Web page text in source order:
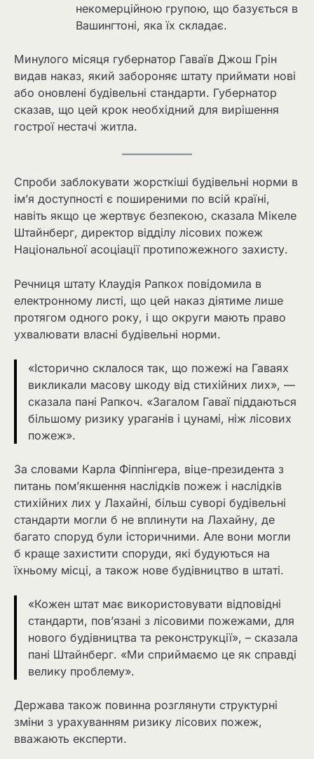
некомерційною групою, що базується в
Вашингтоні, яка їх складає.
Минулого місяця губернатор Гаваїв Джош Грін
видав наказ, який забороняє штату приймати нові
або оновлені будівельні стандарти. Губернатор
сказав, що цей крок необхідний для вирішення
гострої нестачі житла.
Спроби заблокувати жорсткіші будівельні норми в
ім’я доступності є поширеними по всій країні,
навіть якщо це жертвує безпекою, сказала Мікеле
Штайнберг, директор відділу лісових пожеж
Національної асоціації протипожежного захисту.
Речниця штату Клаудія Рапкох повідомила в
електронному листі, що цей наказ діятиме лише
протягом одного року, і що округи мають право
ухвалювати власні будівельні норми.
«Історично склалося так, що пожежі на Гаваях
викликали масову шкоду від стихійних лих», —
сказала пані Рапкоч. «Загалом Гаваї піддаються
більшому ризику ураганів і цунамі, ніж лісових
пожеж».
За словами Карла Фіппінгера, віце-президента з
питань пом’якшення наслідків пожеж і наслідків
стихійних лих у Лахайні, більш суворі будівельні
стандарти могли б не вплинути на Лахайну, де
багато споруд були історичними. Але вони могли
б краще захистити споруди, які будуються на
їхньому місці, а також нове будівництво в штаті.
«Кожен штат має використовувати відповідні
стандарти, пов’язані з лісовими пожежами, для
нового будівництва та реконструкції», – сказала
пані Штайнберг. «Ми сприймаємо це як справді
велику проблему».
Держава також повинна розглянути структурні
зміни з урахуванням ризику лісових пожеж,
вважають експерти.